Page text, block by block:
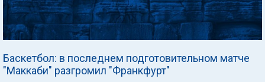
Баскетбол: в последнем подготовительном матче
"Маккаби" разгромил "Франкфурт"